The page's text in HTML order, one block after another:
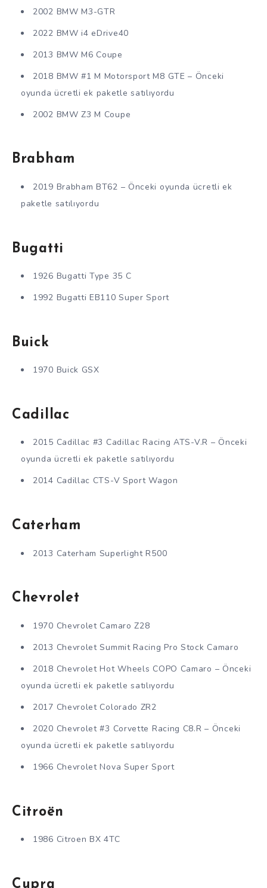
2002 BMW M3-GTR
2022 BMW i4 eDrive40
2013 BMW M6 Coupe
2018 BMW #1 M Motorsport M8 GTE – Önceki
oyunda ücretli ek paketle satılıyordu
2002 BMW Z3 M Coupe
Brabham
2019 Brabham BT62 – Önceki oyunda ücretli ek
paketle satılıyordu
Bugatti
1926 Bugatti Type 35 C
1992 Bugatti EB110 Super Sport
Buick
1970 Buick GSX
Cadillac
2015 Cadillac #3 Cadillac Racing ATS-V.R – Önceki
oyunda ücretli ek paketle satılıyordu
2014 Cadillac CTS-V Sport Wagon
Caterham
2013 Caterham Superlight R500
Chevrolet
1970 Chevrolet Camaro Z28
2013 Chevrolet Summit Racing Pro Stock Camaro
2018 Chevrolet Hot Wheels COPO Camaro – Önceki
oyunda ücretli ek paketle satılıyordu
2017 Chevrolet Colorado ZR2
2020 Chevrolet #3 Corvette Racing C8.R – Önceki
oyunda ücretli ek paketle satılıyordu
1966 Chevrolet Nova Super Sport
Citroën
1986 Citroen BX 4TC
Cupra